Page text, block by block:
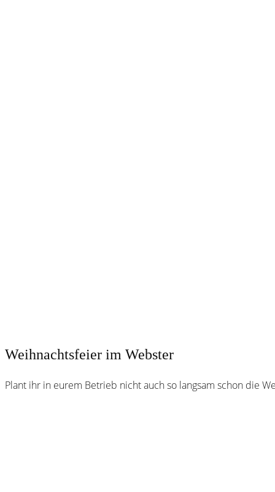
Weihnachtsfeier im Webster
Plant ihr in eurem Betrieb nicht auch so langsam schon die